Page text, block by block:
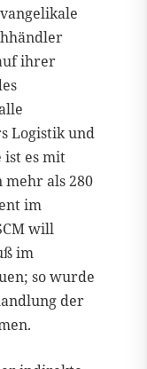
ihrer
Logistik und
es mit
als 280
im
will
im
so wurde
der